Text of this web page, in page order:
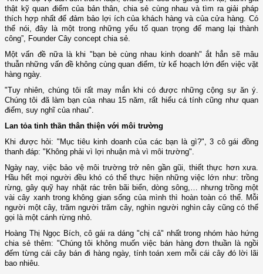
thật kỹ quan điểm của bản thân, chia sẻ cùng nhau và tìm ra giải pháp
thích hợp nhất để đảm bảo lợi ích của khách hàng và của cửa hàng. Có
thể nói, đây là một trong những yếu tố quan trọng để mang lại thành
công”, Founder Cây concept chia sẻ.
Một vấn đề nữa là khi "bạn bè cùng nhau kinh doanh" ắt hẳn sẽ mâu
thuẫn những vấn đề không cùng quan điểm, từ kế hoạch lớn đến việc vặt
hàng ngày.
"Tuy nhiên, chúng tôi rất may mắn khi có được những cộng sự ăn ý.
Chúng tôi đã làm bạn của nhau 15 năm, rất hiểu cá tính cũng như quan
điểm, suy nghĩ của nhau".
Lan tỏa tinh thần thân thiện với môi trường
Khi được hỏi: "Mục tiêu kinh doanh của các bạn là gì?", 3 cô gái đồng
thanh đáp: "Không phải vì lợi nhuận mà vì môi trường".
Ngày nay, việc bảo vệ môi trường trở nên gần gũi, thiết thực hơn xưa.
Hầu hết mọi người đều khó có thể thực hiện những việc lớn như: trồng
rừng, gây quỹ hay nhặt rác trên bãi biển, dòng sông,… nhưng trồng một
vài cây xanh trong không gian sống của mình thì hoàn toàn có thể. Mỗi
người một cây, trăm người trăm cây, nghìn người nghìn cây cũng có thể
gọi là một cánh rừng nhỏ.
Hoàng Thị Ngọc Bích, cô gái ra dáng "chị cả" nhất trong nhóm hào hứng
chia sẻ thêm: "Chúng tôi không muốn việc bán hàng đơn thuần là ngồi
đếm từng cái cây bán đi hàng ngày, tính toán xem mỗi cái cây đó lời lãi
bao nhiêu.